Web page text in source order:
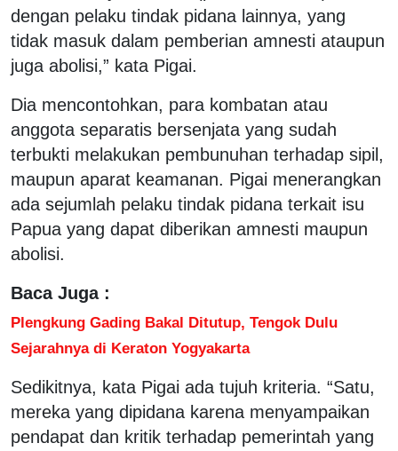
dengan pelaku tindak pidana lainnya, yang
tidak masuk dalam pemberian amnesti ataupun
juga abolisi,” kata Pigai.
Dia mencontohkan, para kombatan atau
anggota separatis bersenjata yang sudah
terbukti melakukan pembunuhan terhadap sipil,
maupun aparat keamanan. Pigai menerangkan
ada sejumlah pelaku tindak pidana terkait isu
Papua yang dapat diberikan amnesti maupun
abolisi.
Baca Juga :
Plengkung Gading Bakal Ditutup, Tengok Dulu
Sejarahnya di Keraton Yogyakarta
Sedikitnya, kata Pigai ada tujuh kriteria. “Satu,
mereka yang dipidana karena menyampaikan
pendapat dan kritik terhadap pemerintah yang